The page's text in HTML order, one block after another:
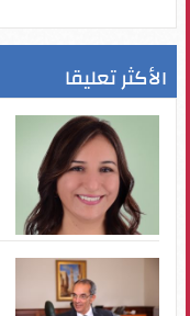
الأكثر تعليقا